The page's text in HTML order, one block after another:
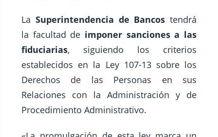
La Superintendencia de Bancos tendrá
la facultad de imponer sanciones a las
fiduciarias, siguiendo los criterios
establecidos en la Ley 107-13 sobre los
Derechos de las Personas en sus
Relaciones con la Administración y de
Procedimiento Administrativo.